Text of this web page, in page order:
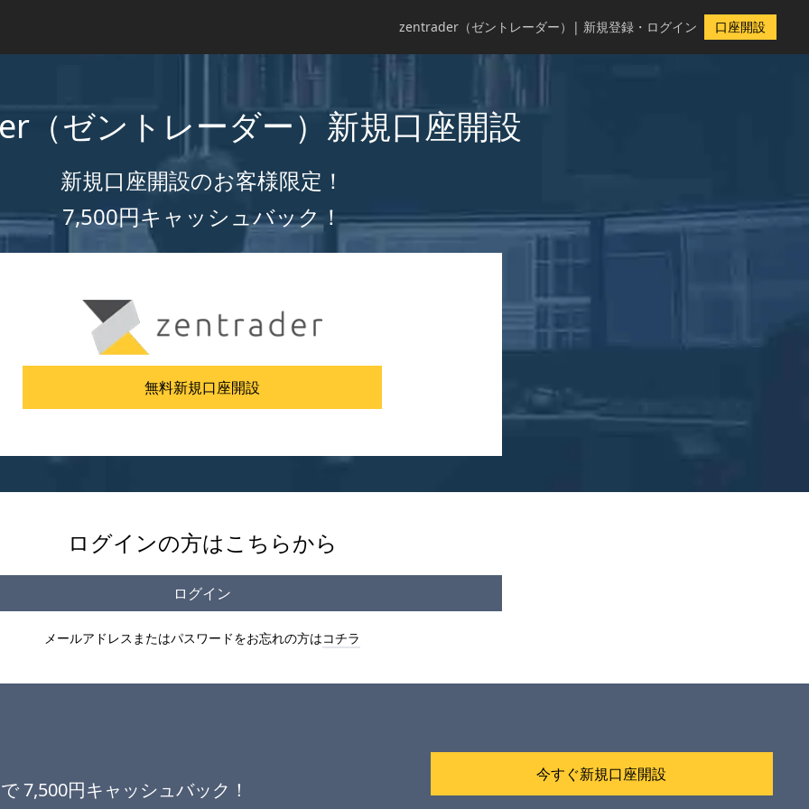
zentrader（ゼントレーダー）| 新規登録・ログイン 口座開設
（ゼントレーダー） 新規口座開設
新規口座開設のお客様限定！
7,500円キャッシュバック！
無料新規口座開設
ログインの方はこちらから
ログイン
メールアドレスまたはパスワードをお忘れの方はコチラ
7,500円キャッシュバック！
今すぐ新規口座開設